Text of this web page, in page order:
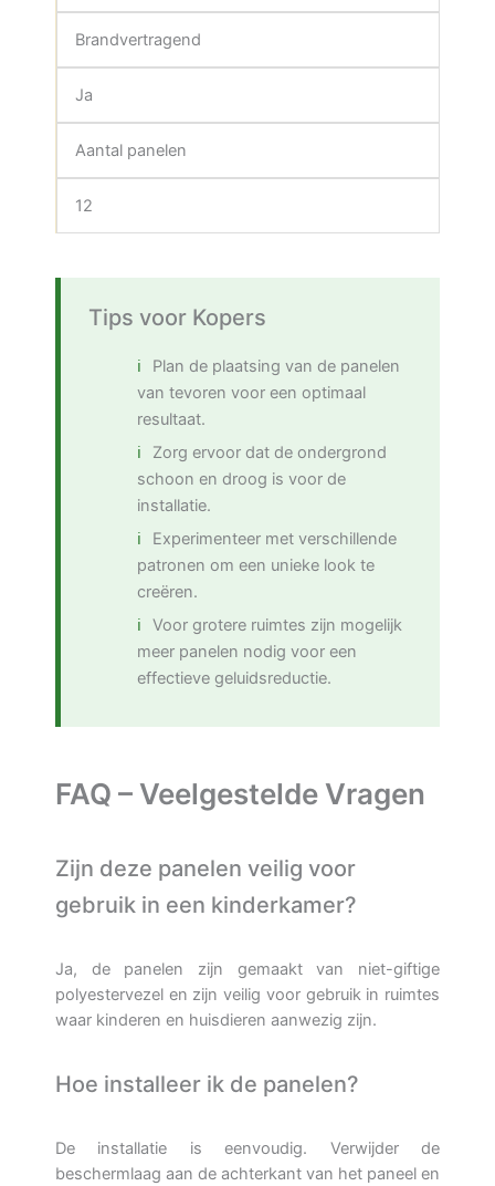
Brandvertragend
Ja
Aantal panelen
12
Tips voor Kopers
Plan de plaatsing van de panelen
van tevoren voor een optimaal
resultaat.
Zorg ervoor dat de ondergrond
schoon en droog is voor de
installatie.
Experimenteer met verschillende
patronen om een unieke look te
creëren.
Voor grotere ruimtes zijn mogelijk
meer panelen nodig voor een
effectieve geluidsreductie.
FAQ – Veelgestelde Vragen
Zijn deze panelen veilig voor
gebruik in een kinderkamer?
Ja, de panelen zijn gemaakt van niet-giftige
polyestervezel en zijn veilig voor gebruik in ruimtes
waar kinderen en huisdieren aanwezig zijn.
Hoe installeer ik de panelen?
De installatie is eenvoudig. Verwijder de
beschermlaag aan de achterkant van het paneel en